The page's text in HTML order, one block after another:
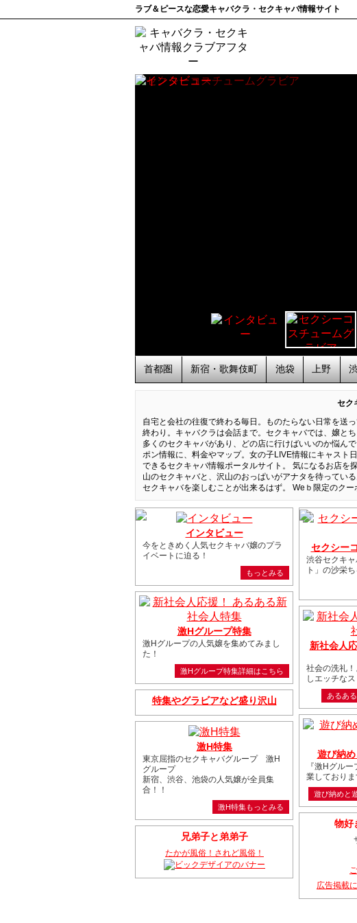
ラブ＆ピースな恋愛キャバクラ・セクキャバ情報サイト
首都圏 新宿・歌舞伎町 池袋 上野
セク
自宅と会社の往復で終わる毎日。ものたらない日常を送
終わり。キャバクラは会話まで。セクキャバでは、嬢と
多くのセクキャバがあり、どの店に行けばいいのか悩ん
ポン情報に、料金やマップ。女の子LIVE情報にキャスト
できるセクキャバ情報ポータルサイト。 気になるお店を
山のセクキャバと、沢山のおっぱいがアナタを待ってい
セクキャバを楽しむことが出来るはず。 Weｂ限定のク
インタビュー
今をときめく人気セクキャバ嬢のプラ
イベートに迫る！
もっとみる
セクシー
渋谷セクキ
ト」の沙栄
激Hグループ特集
激Hグループの人気嬢を集めてみまし
た！
激Hグループ特集詳細はこちら
新社会人
社会の洗礼
しエッチなス
あるあ
特集やグラビアなど盛り沢山
遊び納
『激Hグル
業しておりま
遊び納めと
激H特集
東京屈指のセクキャバグループ 激H
グループ
新宿、渋谷、池袋の人気嬢が全員集
合！！
激H特集もっとみる
物好
広告掲載
兄弟子と弟弟子
たかが風俗！されど風俗！